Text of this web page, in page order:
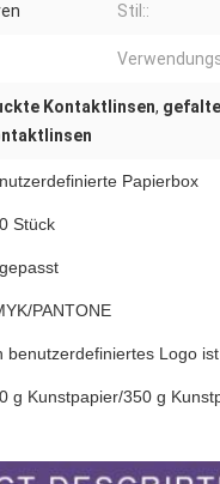
Stil::
Kontaktlinsen,
Papierbox
Stück
PANTONE
benutzerdefiniertes Logo
g Kunstpapier/350 g